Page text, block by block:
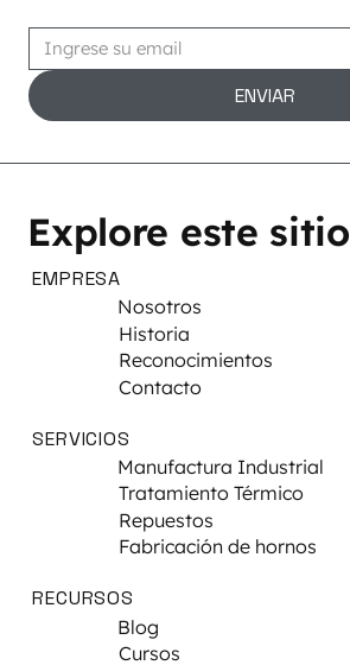
ENVIAR
Explore este sitio
EMPRESA
Nosotros
Historia
Reconocimientos
Contacto
SERVICIOS
Manufactura Industrial
Tratamiento Térmico
Repuestos
Fabricación de hornos
RECURSOS
Blog
Cursos